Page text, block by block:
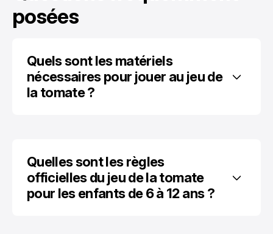
posées
Quels sont les matériels
nécessaires pour jouer au jeu de
la tomate ?
Quelles sont les règles
officielles du jeu de la tomate
pour les enfants de 6 à 12 ans ?